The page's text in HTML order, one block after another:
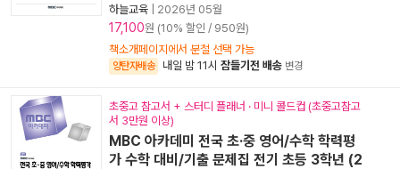
하늘교육
2026년 05월
17,100원 (10% 할인 / 950원)
책소개페이지에서 분철 선택 가능
양탄자배송 내일 밤 11시 잠들기전 배송 변경
초중고 참고서 + 스터디 플래너 · 미니 콜드컵 (초중고참고
서 3만원 이상)
MBC 아카데미 전국 초·중 영어/수학 학력평
가 수학 대비/기출 문제집 전기 초등 3학년 (2